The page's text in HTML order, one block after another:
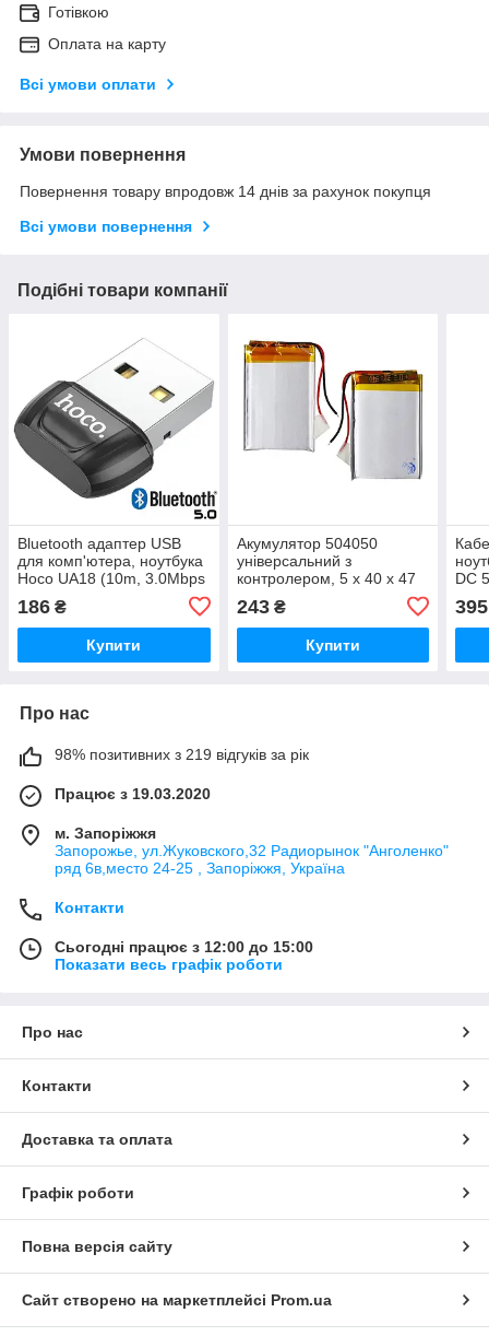
Готівкою
Оплата на карту
Всі умови оплати
Умови повернення
Повернення товару впродовж 14 днів за рахунок покупця
Всі умови повернення
Подібні товари компанії
Bluetooth адаптер USB
для комп'ютера, ноутбука
Hoco UA18 (10m, 3.0Mbps
186 ₴
Купити
Акумулятор 504050
універсальний з
контролером, 5 х 40 х 47
навігаторів, колонок, MP3
243₴
Купити
DC
395
Про нас
98% позитивних з 219 відгуків за рік
Працює з 19.03.2020
м. Запоріжжя
Запорожье, ул.Жуковского,32 Радиорынок "Анголенко"
ряд 6в,место 24-25 , Запоріжжя, Україна
Контакти
Сьогодні працює з 12:00 до 15:00
Показати весь графік роботи
Про нас
Контакти
Доставка та оплата
Графік роботи
Повна версія сайту
Сайт створено на маркетплейсі Prom.ua